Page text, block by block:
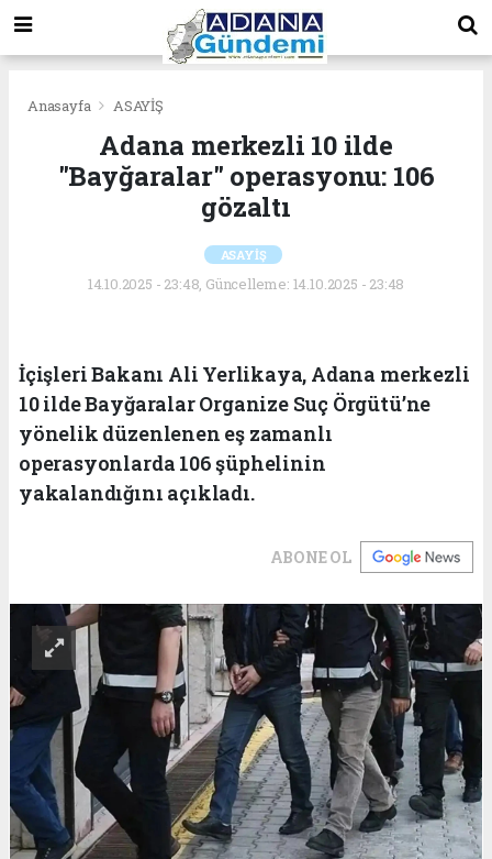
Anasayfa ASAYİŞ
Adana merkezli 10 ilde
"Bayğaralar" operasyonu: 106
gözaltı
ASAYİŞ
14.10.2025 - 23:48, Güncelleme: 14.10.2025 - 23:48
İçişleri Bakanı Ali Yerlikaya, Adana merkezli
10 ilde Bayğaralar Organize Suç Örgütü’ne
yönelik düzenlenen eş zamanlı
operasyonlarda 106 şüphelinin
yakalandığını açıkladı.
ABONE OL